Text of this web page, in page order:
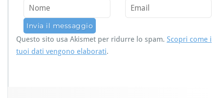
Questo sito usa Akismet per ridurre lo spam. Scopri come i
tuoi dati vengono elaborati.